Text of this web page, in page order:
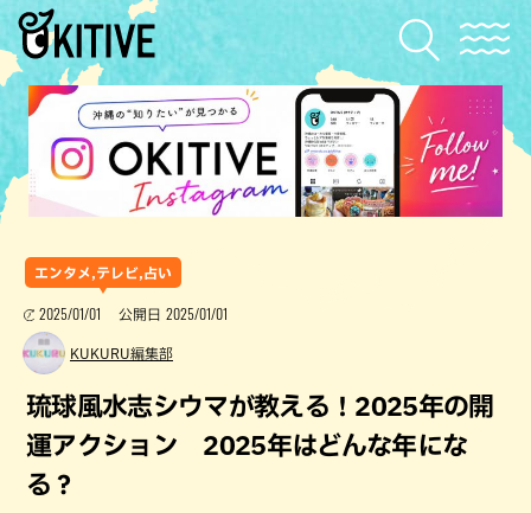
エンタメ,テレビ,占い
2025/01/01 公開日 2025/01/01
KUKURU編集部
琉球風水志シウマが教える！2025年の開
運アクション 2025年はどんな年にな
る？